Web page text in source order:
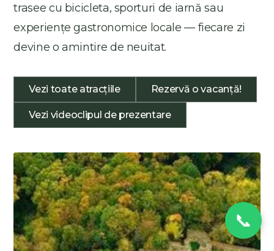
trasee cu bicicleta, sporturi de iarnă sau
experiențe gastronomice locale — fiecare zi
devine o amintire de neuitat.
Vezi toate atracțiile Rezervă o vacanță!
Vezi videoclipul de prezentare
📞